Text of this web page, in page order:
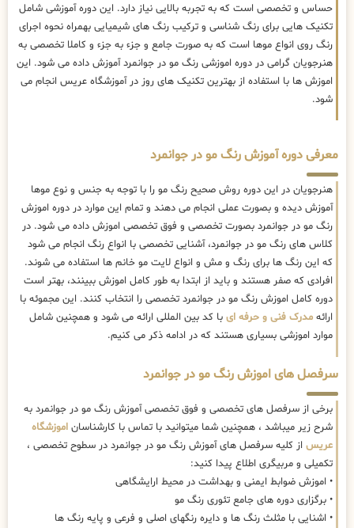
حساس و تخصصی است که به تجربه بالایی نیاز دارد. این دوره آموزشی شامل
تکنیک هایی برای رنگ شناسی و ترکیب رنگ های شیمیایی بهمراه نحوه اجرای
رنگ روی انواع موها است که به صورت جامع و جزء به جزء و کاملا تخصصی به
هنرجویان گرامی در دوره اموزشی رنگ مو در جوانمرد آموزش داده می شود. این
اموزش ها با استفاده از بهترین تکنیک های روز در آموزشگاه عریس انجام می
شود.
معرفی دوره آموزش رنگ مو در جوانمرد
هنرجویان در این دوره روش صحیح رنگ مو را با توجه به جنس و نوع موها
آموزش دیده و بصورت عملی انجام می دهند و تمام این موارد در دوره اموزش
رنگ مو در جوانمرد بصورت تخصصی و فوق تخصصی اموزش داده می شود. در
کلاس های رنگ مو در جوانمرد، آشنایی تخصصی با انواع رنگ انجام می شود
که این رنگ ها برای رنگ و مش و انواع لایت مو خانم ها استفاده می شوند.
افرادی که صفر هستند و باید از ابتدا به طور کامل اموزش ببینند، بهتر است
دوره کامل اموزش رنگ مو در جوانمرد تخصصی را انتخاب کنند. این مجموئه با
ارائه مدرک فنی و حرفه ای با کد بین المللی ارائه می شود و همچنین شامل
موارد اموزشی بسیاری هستند که در ادامه ذکر می کنیم.
سرفصل های اموزش رنگ مو در جوانمرد
برخی از سرفصل های تخصصی و فوق تخصصی آموزش رنگ مو در جوانمرد به
شرح زیر میباشد ، همچنین شما میتوانید با تماس با کارشناسان اموزشگاه
عریس از کلیه سرفصل های آموزش رنگ مو در جوانمرد در سطوح تخصصی ،
تکمیلی و مربیگری اطلاع پیدا کنید:
• اموزش ضوابط ایمنی و بهداشت در محیط ارایشگاهی
• برگزاری دوره های جامع تئوری رنگ مو
• اشنایی با مثلث رنگ ها و دایره رنگهای اصلی و فرعی و پایه رنگ ها